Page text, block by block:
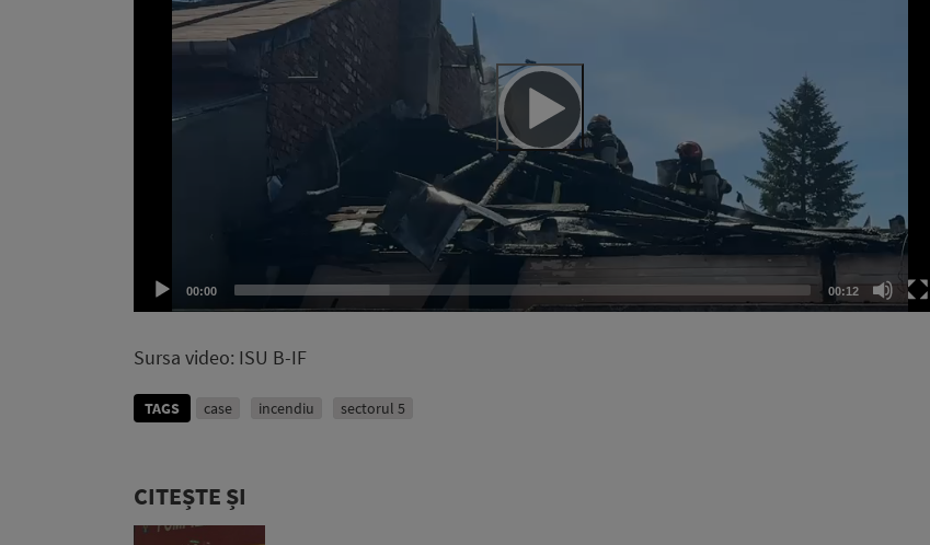
00:00 00:12
Sursa video: ISU B-IF
TAGS case incendiu sectorul 5
CITEȘTE ȘI